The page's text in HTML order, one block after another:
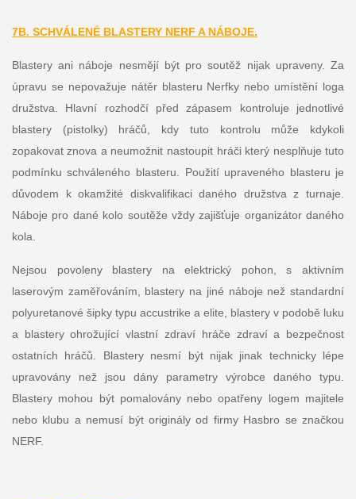
7B. SCHVÁLENÉ BLASTERY NERF A NÁBOJE.
Blastery ani náboje nesmějí být pro soutěž nijak upraveny. Za
úpravu se nepovažuje nátěr blasteru Nerfky nebo umístění loga
družstva. Hlavní rozhodčí před zápasem kontroluje jednotlivé
blastery (pistolky) hráčů, kdy tuto kontrolu může kdykoli
zopakovat znova a neumožnit nastoupit hráči který nesplňuje tuto
podmínku schváleného blasteru. Použití upraveného blasteru je
důvodem k okamžité diskvalifikaci daného družstva z turnaje.
Náboje pro dané kolo soutěže vždy zajišťuje organizátor daného
kola.
Nejsou povoleny blastery na elektrický pohon, s aktivním
laserovým zaměřováním, blastery na jiné náboje než standardní
polyuretanové šipky typu accustrike a elite, blastery v podobě luku
a blastery ohrožující vlastní zdraví hráče zdraví a bezpečnost
ostatních hráčů. Blastery nesmí být nijak jinak technicky lépe
upravovány než jsou dány parametry výrobce daného typu.
Blastery mohou být pomalovány nebo opatřeny logem majitele
nebo klubu a nemusí být originály od firmy Hasbro se značkou
NERF.